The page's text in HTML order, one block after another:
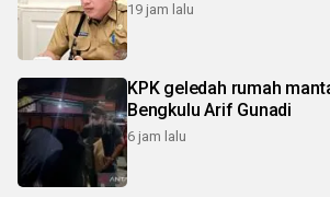
19 jam lalu
KPK geledah rumah
Bengkulu Arif Gunadi
6 jam lalu